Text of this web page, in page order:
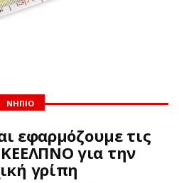
ΝΉΠΙΟ
εφαρμόζουμε τις
ΚΕΕΛΠΝΟ για την
γρίπη